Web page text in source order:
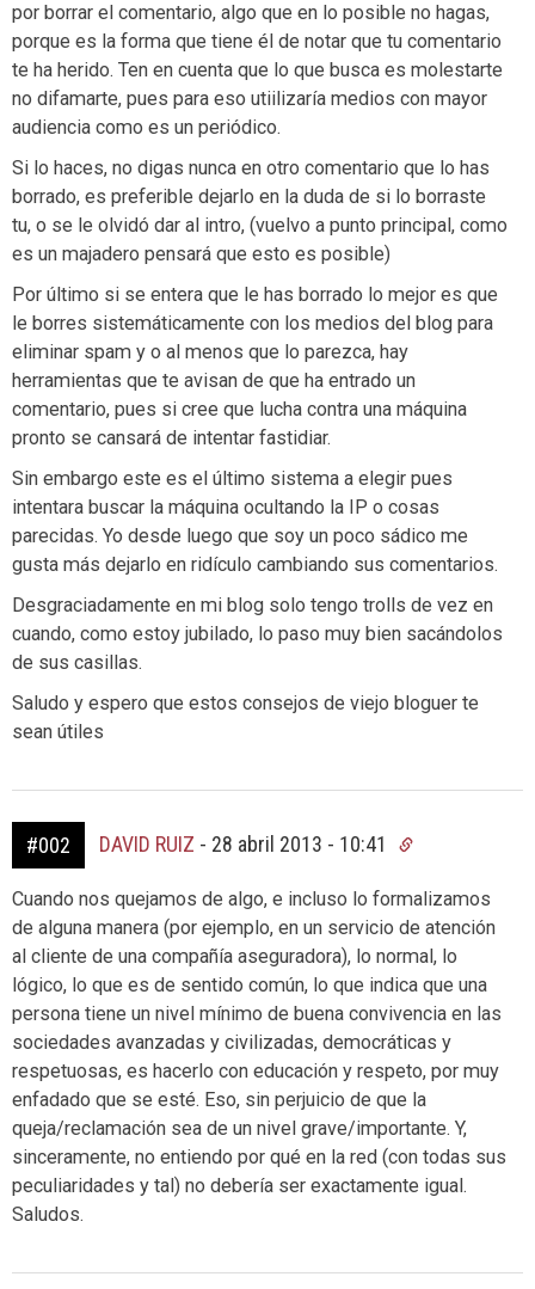
por borrar el comentario, algo que en lo posible no hagas,
porque es la forma que tiene él de notar que tu comentario
te ha herido. Ten en cuenta que lo que busca es molestarte
no difamarte, pues para eso utiilizaría medios con mayor
audiencia como es un periódico.
Si lo haces, no digas nunca en otro comentario que lo has
borrado, es preferible dejarlo en la duda de si lo borraste
tu, o se le olvidó dar al intro, (vuelvo a punto principal, como
es un majadero pensará que esto es posible)
Por último si se entera que le has borrado lo mejor es que
le borres sistemáticamente con los medios del blog para
eliminar spam y o al menos que lo parezca, hay
herramientas que te avisan de que ha entrado un
comentario, pues si cree que lucha contra una máquina
pronto se cansará de intentar fastidiar.
Sin embargo este es el último sistema a elegir pues
intentara buscar la máquina ocultando la IP o cosas
parecidas. Yo desde luego que soy un poco sádico me
gusta más dejarlo en ridículo cambiando sus comentarios.
Desgraciadamente en mi blog solo tengo trolls de vez en
cuando, como estoy jubilado, lo paso muy bien sacándolos
de sus casillas.
Saludo y espero que estos consejos de viejo bloguer te
sean útiles
#002 DAVID RUIZ - 28 abril 2013 - 10:41
Cuando nos quejamos de algo, e incluso lo formalizamos
de alguna manera (por ejemplo, en un servicio de atención
al cliente de una compañía aseguradora), lo normal, lo
lógico, lo que es de sentido común, lo que indica que una
persona tiene un nivel mínimo de buena convivencia en las
sociedades avanzadas y civilizadas, democráticas y
respetuosas, es hacerlo con educación y respeto, por muy
enfadado que se esté. Eso, sin perjuicio de que la
queja/reclamación sea de un nivel grave/importante. Y,
sinceramente, no entiendo por qué en la red (con todas sus
peculiaridades y tal) no debería ser exactamente igual.
Saludos.